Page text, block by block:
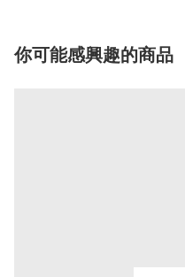
你可能感興趣的商品